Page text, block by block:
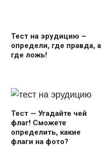
Тест на эрудицию –
определи, где правда, а
где ложь!
Тест — Угадайте чей
флаг! Сможете
определить, какие
флаги на фото?